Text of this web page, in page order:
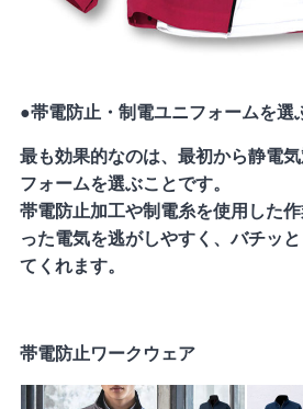
●帯電防止・制電ユニフォームを選
最も効果的なのは、最初から静電
フォームを選ぶことです。
帯電防止加工や制電糸を使用した
った電気を逃がしやすく、バチッ
てくれます。
帯電防止ワークウェア